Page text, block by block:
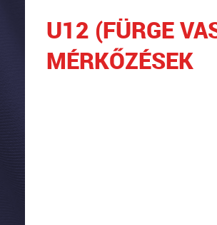
U12 (FÜRGE
MÉRKŐZÉSEK